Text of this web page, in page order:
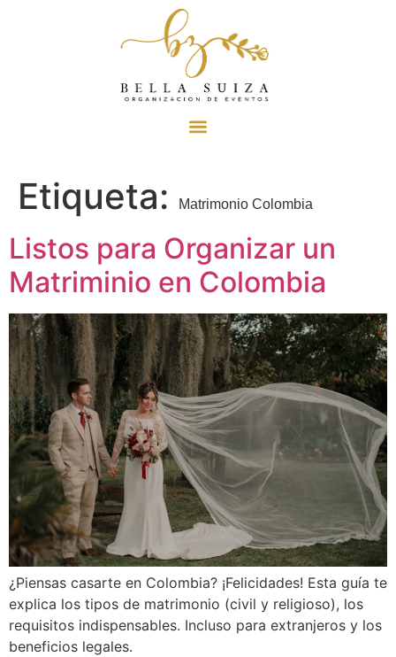
Etiqueta: Matrimonio Colombia
Listos para Organizar un
Matriminio en Colombia
¿Piensas casarte en Colombia? ¡Felicidades! Esta guía te
explica los tipos de matrimonio (civil y religioso), los
requisitos indispensables. Incluso para extranjeros y los
beneficios legales.